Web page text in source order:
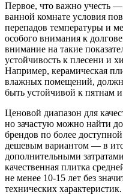
Первое, что важно учесть —
ванной комнате условия
перепадов температуры и
особого внимания к
внимание на такие
устойчивость к плесени и
Например, керамическая
влажных помещений,
быть устойчивой к пятнам
Ценовой диапазон для
но зачастую можно найти
брендов по более
дешевым вариантом — в
дополнительными
качественная плитка
не менее 10-15 лет без
технических характеристик.